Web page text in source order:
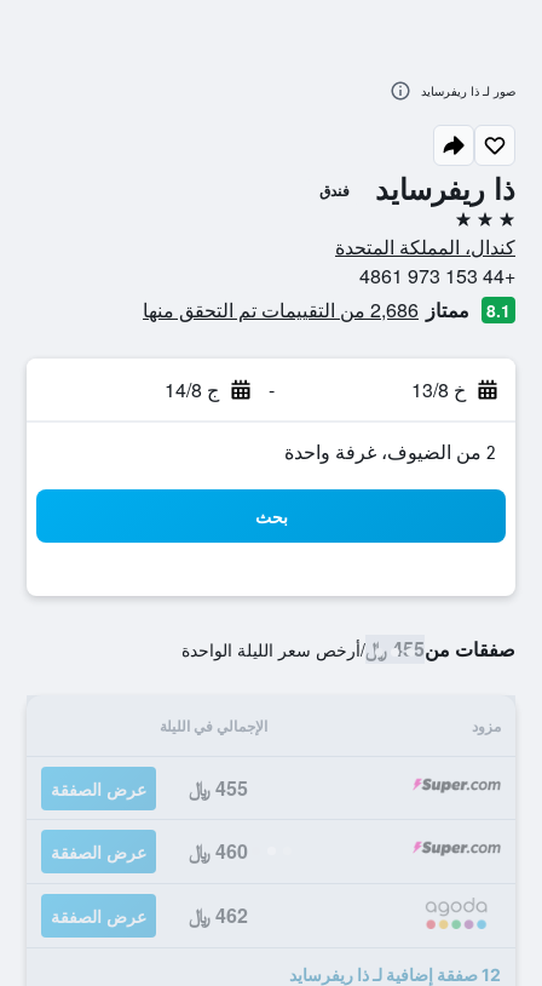
ذا ريفرسايد فندق
3 نجوم
كندال، المملكة المتحدة
+44 153 973 4861
8.1 ممتاز 2,686 من التقييمات تم التحقق منها
خ 13/8 - ج 14/8
2 من الضيوف، غرفة واحدة
بحث
صفقات من455 ﷼ /أرخص سعر الليلة الواحدة
مزود الإجمالي في الليلة
455 ﷼ عرض الصفقة
460 ﷼ عرض الصفقة
462 ﷼ عرض الصفقة
12 صفقة إضافية لـ ذا ريفرسايد
صور لـ ذا ريفرسايد